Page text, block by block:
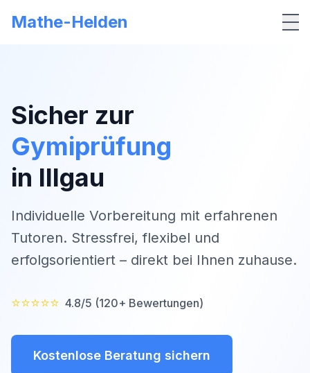
Mathe-Helden
Sicher zur
Gymiprüfung
in Illgau
Individuelle Vorbereitung mit erfahrenen
Tutoren. Stressfrei, flexibel und
erfolgsorientiert – direkt bei Ihnen zuhause.
⭐⭐⭐⭐⭐ 4.8/5 (120+ Bewertungen)
Kostenlose Beratung sichern